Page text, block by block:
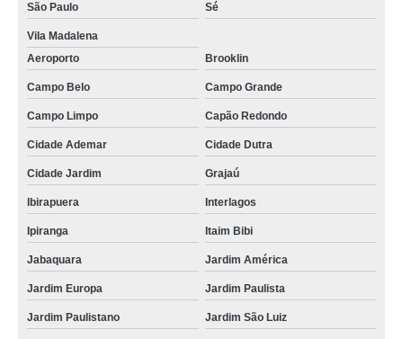
São Paulo Sé
Vila Madalena
Aeroporto
Brooklin
Campo Belo Campo Grande
Campo Limpo Capão Redondo
Cidade Ademar Cidade Dutra
Cidade Jardim Grajaú
Ibirapuera Interlagos
Ipiranga Itaim Bibi
Jabaquara Jardim América
Jardim Europa Jardim Paulista
Jardim Paulistano Jardim São Luiz